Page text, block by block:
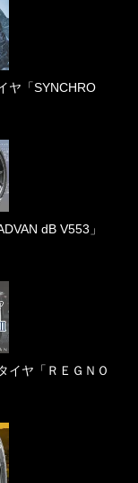
ヤ「SYNCHRO
dB V553」
イヤ「ＲＥＧＮＯ